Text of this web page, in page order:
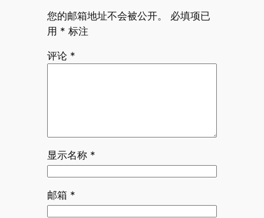
您的邮箱地址不会被公开。
必填项已
用 * 标注
评论 *
显示名称 *
邮箱 *